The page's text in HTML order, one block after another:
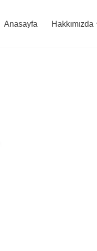
Anasayfa Hakkımızda